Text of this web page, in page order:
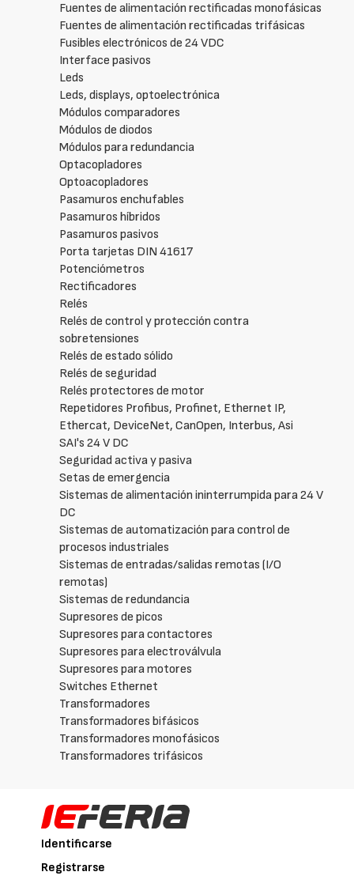
Fuentes de alimentación rectificadas monofásicas
Fuentes de alimentación rectificadas trifásicas
Fusibles electrónicos de 24 VDC
Interface pasivos
Leds
Leds, displays, optoelectrónica
Módulos comparadores
Módulos de diodos
Módulos para redundancia
Optacopladores
Optoacopladores
Pasamuros enchufables
Pasamuros híbridos
Pasamuros pasivos
Porta tarjetas DIN 41617
Potenciómetros
Rectificadores
Relés
Relés de control y protección contra
sobretensiones
Relés de estado sólido
Relés de seguridad
Relés protectores de motor
Repetidores Profibus, Profinet, Ethernet IP,
Ethercat, DeviceNet, CanOpen, Interbus, Asi
SAI's 24 V DC
Seguridad activa y pasiva
Setas de emergencia
Sistemas de alimentación ininterrumpida para 24 V
DC
Sistemas de automatización para control de
procesos industriales
Sistemas de entradas/salidas remotas (I/O
remotas)
Sistemas de redundancia
Supresores de picos
Supresores para contactores
Supresores para electroválvula
Supresores para motores
Switches Ethernet
Transformadores
Transformadores bifásicos
Transformadores monofásicos
Transformadores trifásicos
Identificarse
Registrarse